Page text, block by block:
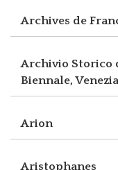
Archives de
Archivio Storico
Biennale, Venezia
Arion
Aristophanes